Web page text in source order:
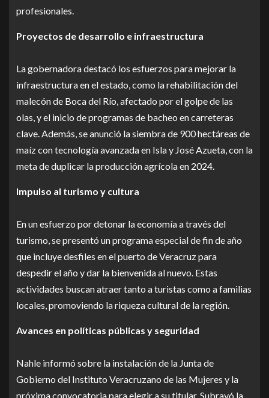
profesionales.
Proyectos de desarrollo e infraestructura
La gobernadora destacó los esfuerzos para mejorar la
infraestructura en el estado, como la rehabilitación del
malecón de Boca del Río, afectado por el golpe de las
olas, y el inicio de programas de bacheo en carreteras
clave. Además, se anunció la siembra de 900 hectáreas de
maíz con tecnología avanzada en Isla y José Azueta, con la
meta de duplicar la producción agrícola en 2024.
Impulso al turismo y cultura
En un esfuerzo por detonar la economía a través del
turismo, se presentó un programa especial de fin de año
que incluye desfiles en el puerto de Veracruz para
despedir el año y dar la bienvenida al nuevo. Estas
actividades buscan atraer tanto a turistas como a familias
locales, promoviendo la riqueza cultural de la región.
Avances en políticas públicas y seguridad
Nahle informó sobre la instalación de la Junta de
Gobierno del Instituto Veracruzano de las Mujeres y la
próxima convocatoria para elegir a su titular. Subrayó la